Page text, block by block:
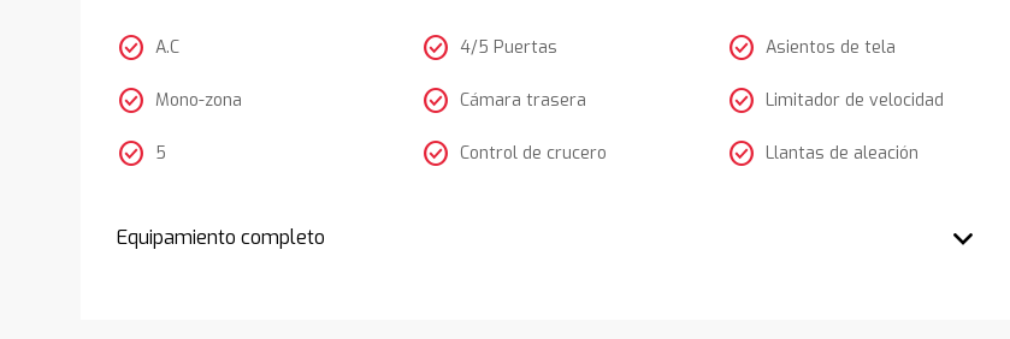
check_circle A.C
check_circle Mono-zona
check_circle 5
check_circle 4/5 Puertas
check_circle Cámara trasera
check_circle Control de crucero
check_circle Asientos de tela
check_circle Limitador de velocidad
check_circle Llantas de aleación
Equipamiento completo